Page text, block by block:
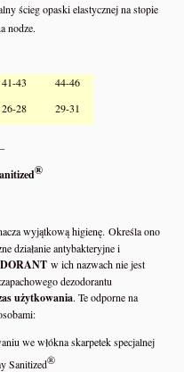
ścieg opaski elastycznej na stopie
nodze.
41-43 44-46
26-28 29-31
®
wyjątkową higienę. Określa ono
działanie antybakteryjne i
w ich nazwach nie jest
dezodorantu
użytkowania. Te odporne na
we włókna skarpetek specjalnej
Sanitized®